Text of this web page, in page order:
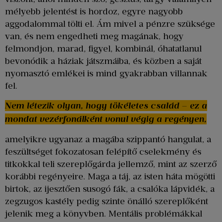
mélyebb jelentést is hordoz, egyre nagyobb
aggodalommal tölti el. Ám mivel a pénzre szüksége
van, és nem engedheti meg magának, hogy
felmondjon, marad, figyel, kombinál, óhatatlanul
bevonódik a háziak játszmáiba, és közben a saját
nyomasztó emlékei is mind gyakrabban villannak
fel.
Nem létezik olyan, hogy tökéletes család – ez a
mondat vezérfonálként vonul végig a regényen,
amelyikre ugyanaz a magába szippantó hangulat, a
feszültséget fokozatosan felépítő cselekmény és
titkokkal teli szereplőgárda jellemző, mint az szerző
korábbi regényeire. Maga a táj, az isten háta mögötti
birtok, az ijesztően susogó fák, a csalóka lápvidék, a
zegzugos kastély pedig szinte önálló szereplőként
jelenik meg a könyvben. Mentális problémákkal